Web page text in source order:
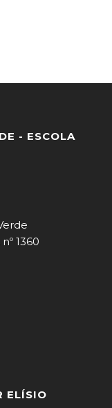
- ESCOLA
1360
ELÍSIO